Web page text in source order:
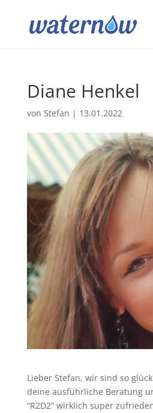
Diane Henkel
von Stefan | 13.01.2022
Lieber Stefan, wir sind so
deine ausführliche Beratung
“R2D2” wirklich super